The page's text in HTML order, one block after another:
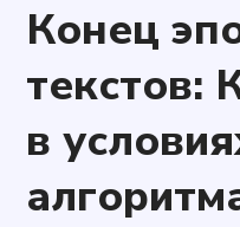
Конец
текстов:
в